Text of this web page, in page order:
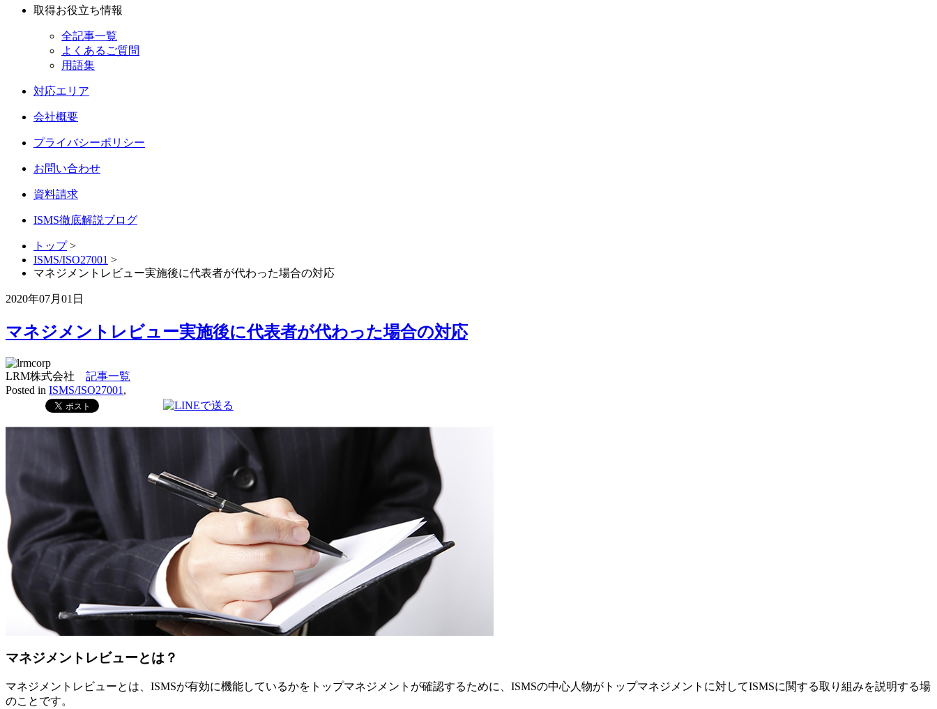
取得お役立ち情報
全記事一覧
よくあるご質問
用語集
対応エリア
会社概要
プライバシーポリシー
お問い合わせ
資料請求
ISMS徹底解説ブログ
トップ>
ISMS/ISO27001 >
マネジメントレビュー実施後に代表者が代わった場合の対応
2020年07月01日
マネジメントレビュー実施後に代表者が代わった場合の対応
LRM株式会社 記事一覧
Posted in ISMS/ISO27001 ,
マネジメントレビューとは？
マネジメントレビューとは、ISMSが有効に機能しているかをトップマネジメントが確認するために、ISMSの中心人物がトップマネジメントに対してISMSに関する取り組みを説明する場
のことです。